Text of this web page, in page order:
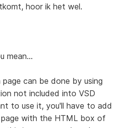
hoor ik het wel.
mean...
can be done by using
not included into VSD
to use it, you'll have to add
with the HTML box of